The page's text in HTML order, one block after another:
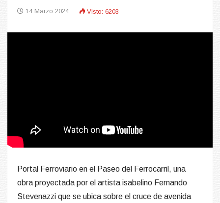
14 Marzo 2024 Visto: 6203
Portal Ferroviario en el Paseo del Ferrocarril, una
obra proyectada por el artista isabelino Fernando
Stevenazzi que se ubica sobre el cruce de avenida